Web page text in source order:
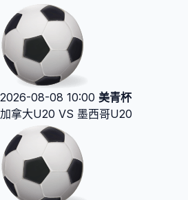
2026-08-08 10:00 美青杯
加拿大U20 VS 墨西哥U20